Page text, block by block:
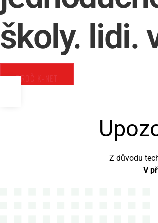
školy. lidi.
PROČ K-NET
Z důvodu
V